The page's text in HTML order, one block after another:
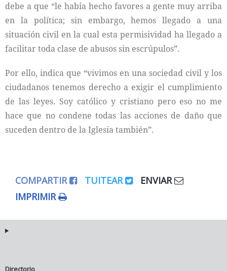
debe a que “le había hecho favores a gente muy arriba
en la política; sin embargo, hemos llegado a una
situación civil en la cual esta permisividad ha llegado a
facilitar toda clase de abusos sin escrúpulos”.
Por ello, indica que “vivimos en una sociedad civil y los
ciudadanos tenemos derecho a exigir el cumplimiento
de las leyes. Soy católico y cristiano pero eso no me
hace que no condene todas las acciones de daño que
suceden dentro de la Iglesia también”.
COMPARTIR TUITEAR
ENVIAR
IMPRIMIR
Directorio